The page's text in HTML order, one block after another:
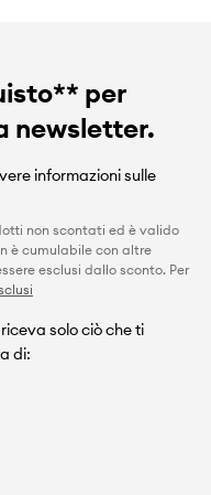
per
newsletter.
informazioni sulle
non scontati ed è valido
è cumulabile con altre
esclusi dallo sconto. Per
solo ciò che ti
di: